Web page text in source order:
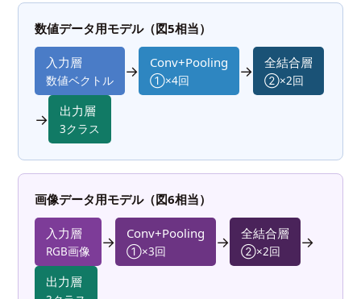
数値データ用モデル（図5相当）
入力層
数値ベクトル
→ Conv+Pooling
①×4回
→ 全結合層
②×2回
→ 出力層
3クラス
画像データ用モデル（図6相当）
入力層
RGB画像
→ Conv+Pooling
①×3回
→ 全結合層
②×2回
→
出力層